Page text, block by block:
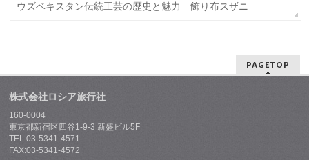
ウズベキスタン伝統工芸の歴史と魅力 飾り布スザニ
PAGETOP
株式会社ロシア旅行社
160-0004
東京都新宿区四谷1-9-3 新盛ビル5F
TEL:03-5341-4571
FAX:03-5341-4572